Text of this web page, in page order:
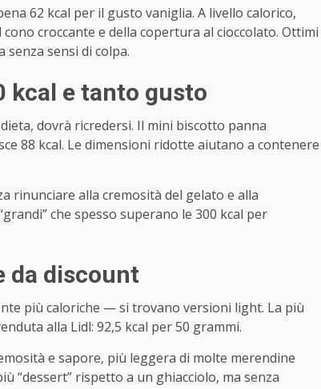
62 kcal per il gusto vaniglia. A livello calorico,
croccante e della copertura al cioccolato. Ottimi
senza sensi di colpa.
kcal e tanto gusto
dovrà ricredersi. Il mini biscotto panna
88 kcal. Le dimensioni ridotte aiutano a contenere
rinunciare alla cremosità del gelato e alla
che spesso superano le 300 kcal per
da discount
più caloriche — si trovano versioni light. La più
alla Lidl: 92,5 kcal per 50 grammi.
e sapore, più leggera di molte merendine
“dessert” rispetto a un ghiacciolo, ma senza